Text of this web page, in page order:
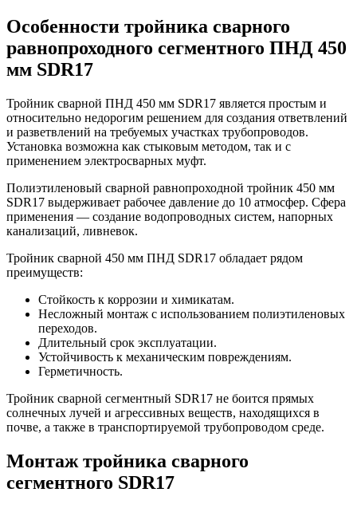
Особенности тройника сварного
равнопроходного сегментного ПНД 450
мм SDR17
Тройник сварной ПНД 450 мм SDR17 является простым и
относительно недорогим решением для создания ответвлений
и разветвлений на требуемых участках трубопроводов.
Установка возможна как стыковым методом, так и с
применением электросварных муфт.
Полиэтиленовый сварной равнопроходной тройник 450 мм
SDR17 выдерживает рабочее давление до 10 атмосфер. Сфера
применения — создание водопроводных систем, напорных
канализаций, ливневок.
Тройник сварной 450 мм ПНД SDR17 обладает рядом
преимуществ:
Стойкость к коррозии и химикатам.
Несложный монтаж с использованием полиэтиленовых
переходов.
Длительный срок эксплуатации.
Устойчивость к механическим повреждениям.
Герметичность.
Тройник сварной сегментный SDR17 не боится прямых
солнечных лучей и агрессивных веществ, находящихся в
почве, а также в транспортируемой трубопроводом среде.
Монтаж тройника сварного
сегментного SDR17